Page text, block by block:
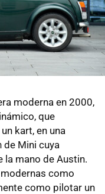
moderna en 2000,
que
kart, en una
de Mini cuya
la mano de Austin.
como
como pilotar un